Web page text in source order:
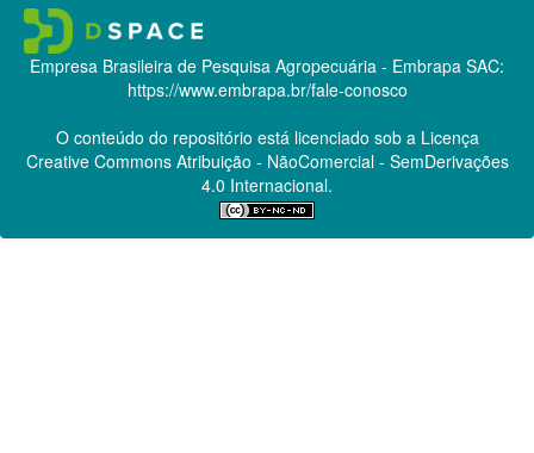
Empresa Brasileira de Pesquisa Agropecuária - Embrapa SAC:
https://www.embrapa.br/fale-conosco
O conteúdo do repositório está licenciado sob a Licença
Creative CommonsAtribuição - NãoComercial - SemDerivações
4.0 Internacional.